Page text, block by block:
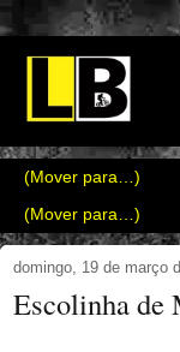
domingo, 19 de março
Escolinha de